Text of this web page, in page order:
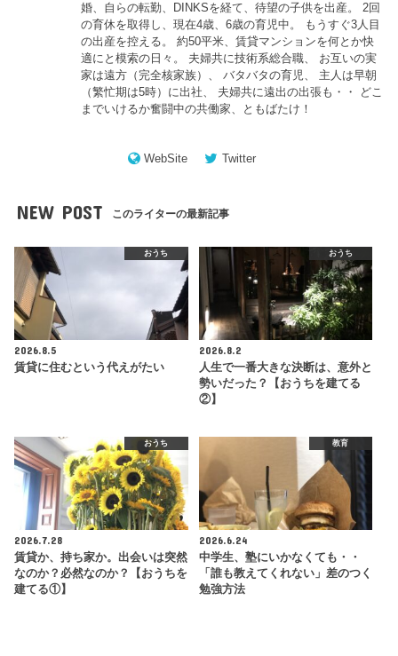
婚、自らの転勤、DINKSを経て、待望の子供を出産。 2回
の育休を取得し、現在4歳、6歳の育児中。 もうすぐ3人目
の出産を控える。 約50平米、賃貸マンションを何とか快
適にと模索の日々。 夫婦共に技術系総合職、 お互いの実
家は遠方（完全核家族）、 バタバタの育児、 主人は早朝
（繁忙期は5時）に出社、 夫婦共に遠出の出張も・・ どこ
までいけるか奮闘中の共働家、ともばたけ！
WebSite Twitter
NEW POST このライターの最新記事
おうち
2026.8.5
賃貸に住むという代えがたい
おうち
2026.8.2
人生で一番大きな決断は、意外と
勢いだった？【おうちを建てる
②】
おうち
2026.7.28
賃貸か、持ち家か。出会いは突然
なのか？必然なのか？【おうちを
建てる①】
教育
2026.6.24
中学生、塾にいかなくても・・
「誰も教えてくれない」差のつく
勉強方法